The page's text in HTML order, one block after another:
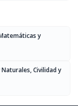
y
Civilidad y